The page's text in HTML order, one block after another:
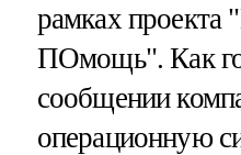
рамках проекта
ПОмощь". Как
сообщении
операционную